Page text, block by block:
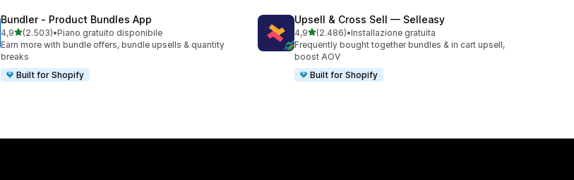
Bundler ‑ Product Bundles App
4,9stelle su 5
(2.503)
2503 recensioni totali
•Piano gratuito disponibile
Earn more with bundle offers, bundle upsells & quantity
breaks
Built for Shopify
Upsell & Cross Sell — Selleasy
4,9stelle su 5
(2.486)
2486 recensioni totali
•Installazione gratuita
Frequently bought together bundles & in cart upsell,
boost AOV
Built for Shopify